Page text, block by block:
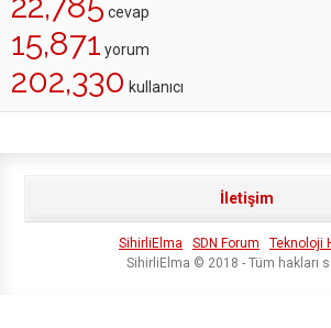
cevap
15,871 yorum
202,330 kullanıcı
İletişim
SihirliElma SDN Forum
Teknoloji
SihirliElma © 2018 - Tüm hakları